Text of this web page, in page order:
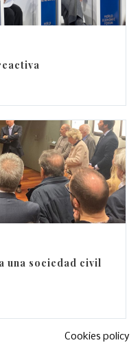
una sociedad civil
Cookies policy